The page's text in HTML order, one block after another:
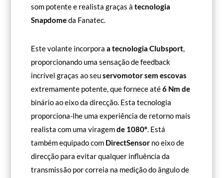
som potente e realista graças àtecnologia
Snapdomeda Fanatec.
Este volante incorporaa tecnologia Clubsport,
proporcionando uma sensação de feedback
incrível graças ao seuservomotor sem escovas
extremamente potente, que fornece até6 Nm de
binário ao eixo da direcção. Esta tecnologia
proporciona-lhe uma experiência de retorno mais
realista com uma viragemde 1080º. Está
também equipado com DirectSensor no eixo de
direcção para evitar qualquer influência da
transmissão por correia na medição do ângulo de